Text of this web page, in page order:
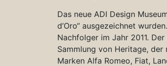
Das neue ADI Design
d’Oro“ ausgezeichnet
Nachfolger im Jahr 2011.
Sammlung von Heritage,
Marken Alfa Romeo, Fiat,